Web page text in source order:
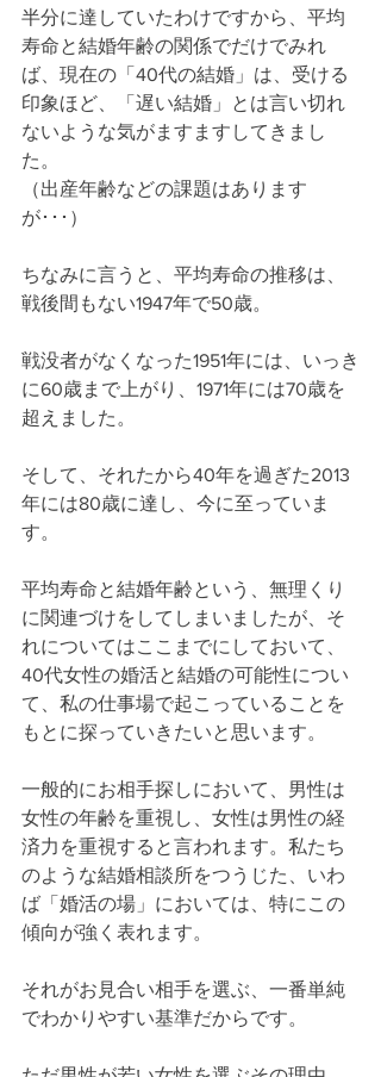
半分に達していたわけですから、平均
寿命と結婚年齢の関係でだけでみれ
ば、現在の「40代の結婚」は、受ける
印象ほど、「遅い結婚」とは言い切れ
ないような気がますますしてきまし
た。
（出産年齢などの課題はあります
が･･･）
ちなみに言うと、平均寿命の推移は、
戦後間もない1947年で50歳。
戦没者がなくなった1951年には、いっき
に60歳まで上がり、1971年には70歳を
超えました。
そして、それたから40年を過ぎた2013
年には80歳に達し、今に至っていま
す。
平均寿命と結婚年齢という、無理くり
に関連づけをしてしまいましたが、そ
れについてはここまでにしておいて、
40代女性の婚活と結婚の可能性につい
て、私の仕事場で起こっていることを
もとに探っていきたいと思います。
一般的にお相手探しにおいて、男性は
女性の年齢を重視し、女性は男性の経
済力を重視すると言われます。私たち
のような結婚相談所をつうじた、いわ
ば「婚活の場」においては、特にこの
傾向が強く表れます。
それがお見合い相手を選ぶ、一番単純
でわかりやすい基準だからです。